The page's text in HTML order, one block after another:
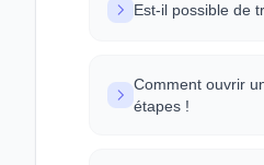
Est-il possible de
Comment ouvrir
étapes !